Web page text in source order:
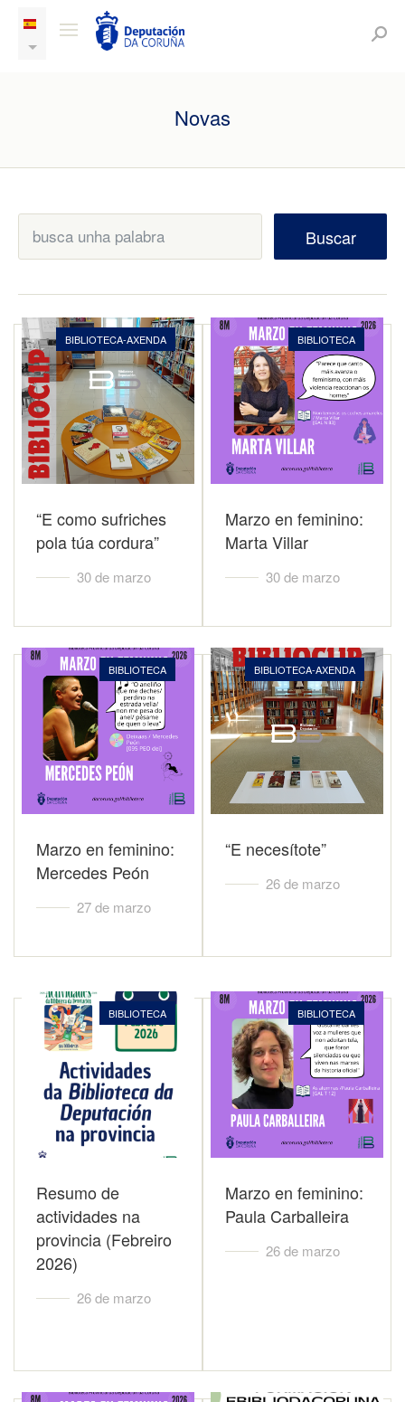
Novas
Buscar
BIBLIOTECA-AXENDA
“E como sufriches
pola túa cordura”
30 de marzo
BIBLIOTECA
Marzo en feminino:
Marta Villar
30 de marzo
BIBLIOTECA
Marzo en feminino:
Mercedes Peón
27 de marzo
BIBLIOTECA-AXENDA
“E necesítote”
26 de marzo
BIBLIOTECA
Resumo de
actividades na
provincia (Febreiro
2026)
26 de marzo
BIBLIOTECA
Marzo en feminino:
Paula Carballeira
26 de marzo